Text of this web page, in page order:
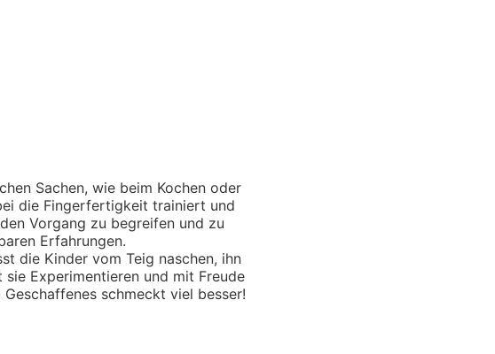
Sachen, wie beim Kochen oder
die Fingerfertigkeit trainiert und
Vorgang zu begreifen und zu
Erfahrungen.
die Kinder vom Teig naschen, ihn
Experimentieren und mit Freude
schmeckt viel besser!